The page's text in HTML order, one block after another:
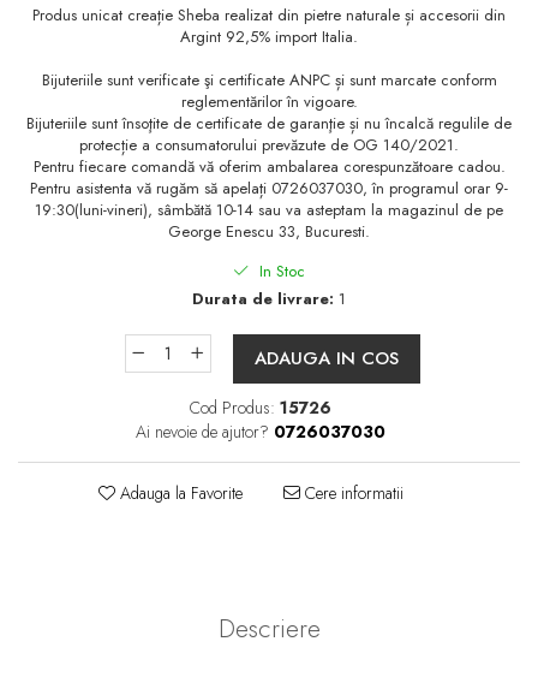
Produs unicat creație Sheba realizat din pietre naturale și accesorii din
Argint 92,5% import Italia.
Bijuteriile sunt verificate şi certificate ANPC și sunt marcate conform
reglementărilor în vigoare.
Bijuteriile sunt însoţite de certificate de garanţie și nu încalcă regulile de
protecție a consumatorului prevăzute de OG 140/2021.
Pentru fiecare comandă vă oferim ambalarea corespunzătoare cadou.
Pentru asistenta vă rugăm să apelați 0726037030, în programul orar 9-
19:30(luni-vineri), sâmbătă 10-14 sau va asteptam la magazinul de pe
George Enescu 33, Bucuresti.
In Stoc
Durata de livrare: 1
ADAUGA IN COS
Cod Produs: 15726
Ai nevoie de ajutor? 0726037030
Adauga la Favorite Cere informatii
Descriere